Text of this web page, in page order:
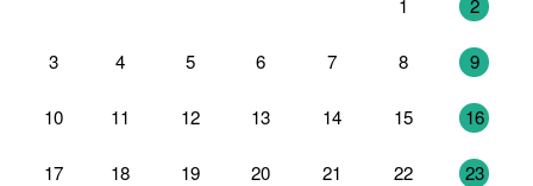
1 2
3 4 5 6 7 8 9
10 11 12 13 14 15 16
17 18 19 20 21 22 23